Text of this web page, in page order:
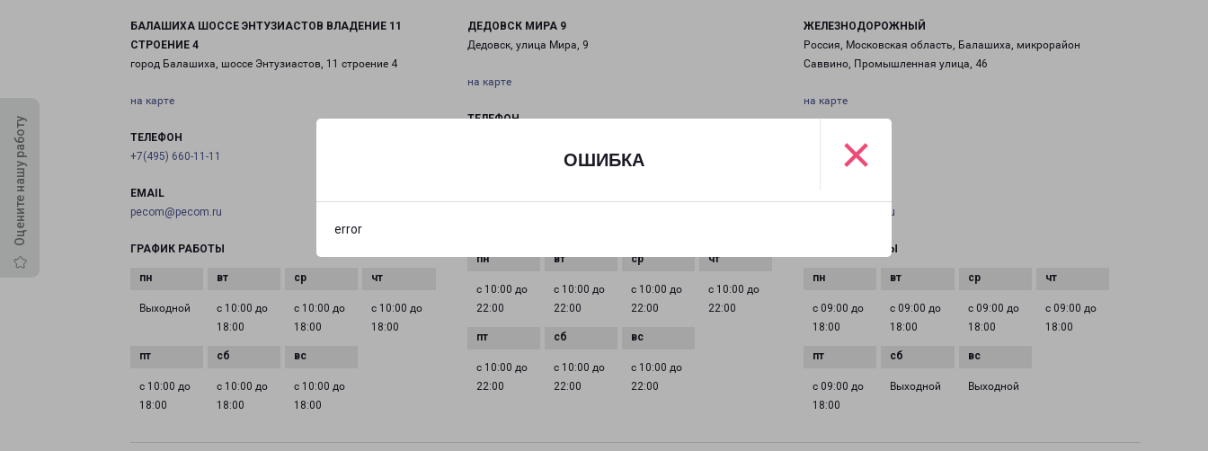
ОШИБКА
error
×
Оцените нашу работу
БАЛАШИХА ШОССЕ ЭНТУЗИАСТОВ ВЛАДЕНИЕ 11
СТРОЕНИЕ 4
город Балашиха, шоссе Энтузиастов, 11 строение 4
на карте
ТЕЛЕФОН
+7(495) 660-11-11
EMAIL
pecom@pecom.ru
ГРАФИК РАБОТЫ
Выходной
с 10:00 до
18:00
с 10:00 до
18:00
с 10:00 до
18:00
с 10:00 до
18:00
с 10:00 до
18:00
с 10:00 до
18:00
ДЕДОВСК МИРА 9
Дедовск, улица Мира, 9
на карте
ТЕЛЕФОН
с 10:00 до
22:00
с 10:00 до
22:00
с 10:00 до
22:00
с 10:00 до
22:00
с 10:00 до
22:00
с 10:00 до
22:00
с 10:00 до
22:00
ЖЕЛЕЗНОДОРОЖНЫЙ
Россия, Московская область, Балашиха, микрорайон
Саввино, Промышленная улица, 46
на карте
+7(495) 660-11-11
EMAIL
pecom@pecom.ru
ГРАФИК РАБОТЫ
с 09:00 до
18:00
с 09:00 до
18:00
с 09:00 до
18:00
с 09:00 до
18:00
с 09:00 до
18:00
Выходной Выходной